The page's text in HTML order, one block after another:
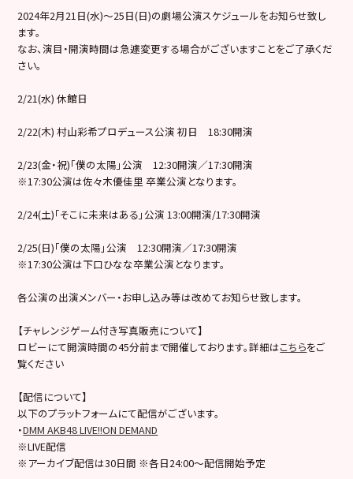
2024年2月21日(水)～25日(日)の劇場公演スケジュールをお知らせ致し
ます。
なお、演目・開演時間は急遽変更する場合がございますことをご了承くだ
さい。
2/21(水) 休館日
2/22(木) 村山彩希プロデュース公演 初日 18:30開演
2/23(金・祝)「僕の太陽」公演 12:30開演／17:30開演
※17:30公演は佐々木優佳里 卒業公演となります。
2/24(土)「そこに未来はある」公演 13:00開演/17:30開演
2/25(日)「僕の太陽」公演 12:30開演／17:30開演
※17:30公演は下口ひなな卒業公演となります。
各公演の出演メンバー・お申し込み等は改めてお知らせ致します。
【チャレンジゲーム付き写真販売について】
ロビーにて開演時間の45分前まで開催しております。詳細はこちらをご
覧ください
【配信について】
以下のプラットフォームにて配信がございます。
・DMM AKB48 LIVE!!ON DEMAND
※LIVE配信
※アーカイブ配信は30日間 ※各日24:00～配信開始予定